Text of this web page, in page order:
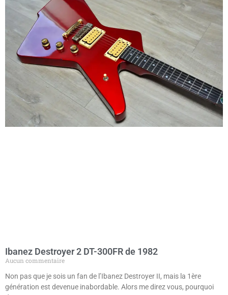
Ibanez Destroyer 2 DT-300FR de 1982
Aucun commentaire
Non pas que je sois un fan de l’Ibanez Destroyer II, mais la 1ère
génération est devenue inabordable. Alors me direz vous, pourquoi